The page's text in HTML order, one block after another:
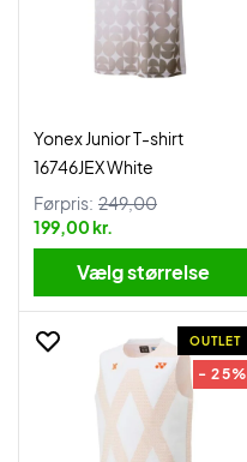
Yonex Junior T-shirt
16746JEX White
Førpris: 249,00
199,00 kr.
Vælg størrelse
OUTLET
- 25%